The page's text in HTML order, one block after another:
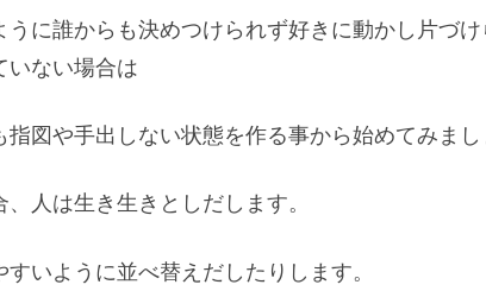
うに誰からも決めつけられず好きに動かし片づ
いない場合は
図や手出しない状態を作る事から始めてみまし
人は生き生きとしだします。
いように並べ替えだしたりします。